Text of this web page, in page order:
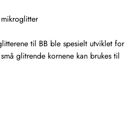
til BB ble spesielt utviklet for
glitrende kornene kan brukes til